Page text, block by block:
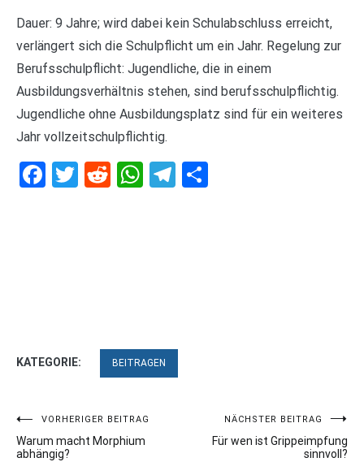
Dauer: 9 Jahre; wird dabei kein Schulabschluss erreicht,
verlängert sich die Schulpflicht um ein Jahr. Regelung zur
Berufsschulpflicht: Jugendliche, die in einem
Ausbildungsverhältnis stehen, sind berufsschulpflichtig.
Jugendliche ohne Ausbildungsplatz sind für ein weiteres
Jahr vollzeitschulpflichtig.
Facebook
Twitter
RedditWhatsApp
Telegram
KATEGORIE: BEITRAGEN
Beitragsnavigation
VORHERIGER BEITRAG
Warum macht Morphium
abhängig?
NÄCHSTER BEITRAG
Für wen ist Grippeimpfung
sinnvoll?